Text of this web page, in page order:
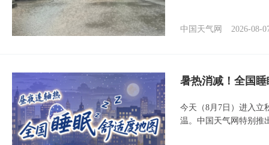
中国天气网 2026-08-
暑热消减！全国
今天（8月7日）进入立
温。中国天气网特别推